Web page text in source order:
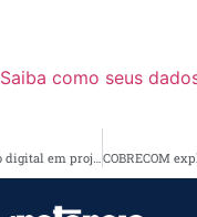
Saiba como seus
Redata: o avanço dos data centers no Brasil e o papel da gestão digital em projetos de energia limpa